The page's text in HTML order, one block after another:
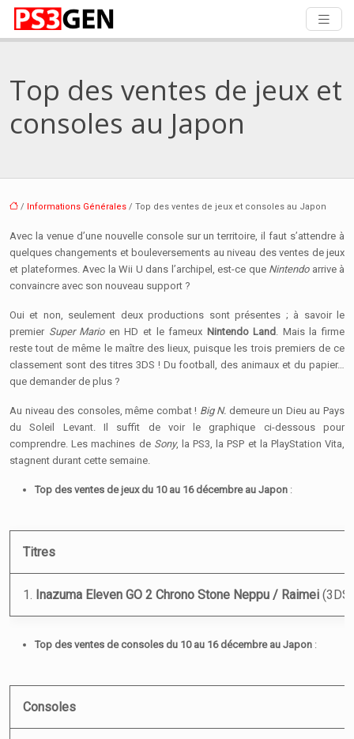
Top des ventes de jeux et
consoles au Japon
/ Informations Générales / Top des ventes de jeux et consoles au Japon
Avec la venue d’une nouvelle console sur un territoire, il faut s’attendre à
quelques changements et bouleversements au niveau des ventes de jeux
et plateformes. Avec la Wii U dans l’archipel, est-ce que Nintendoarrive à
convaincre avec son nouveau support ?
Oui et non, seulement deux productions sont présentes ; à savoir le
premier Super Marioen HD et le fameux Nintendo Land . Mais la firme
reste tout de même le maître des lieux, puisque les trois premiers de ce
classement sont des titres 3DS ! Du football, des animaux et du papier…
que demander de plus ?
Au niveau des consoles, même combat ! Big N. demeure un Dieu au Pays
du Soleil Levant. Il suffit de voir le graphique ci-dessous pour
comprendre. Les machines de Sony, la PS3, la PSP et la PlayStation Vita,
stagnent durant cette semaine.
Top des ventes de jeux du 10 au 16 décembre au Japon :
Titres
1. Inazuma Eleven GO 2 Chrono Stone Neppu / Raimei (3DS)
Top des ventes de consoles du 10 au 16 décembre au Japon :
Consoles